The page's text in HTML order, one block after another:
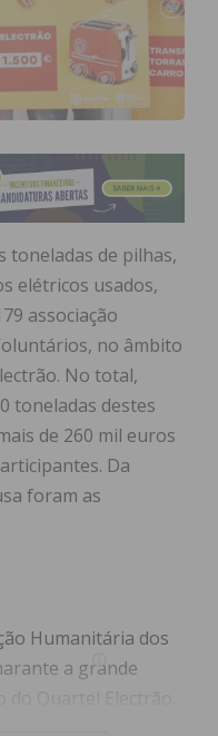
toneladas de pilhas,
elétricos usados,
associação
no âmbito
No total,
toneladas destes
de 260 mil euros
Da
foram as
Humanitária dos
a grande